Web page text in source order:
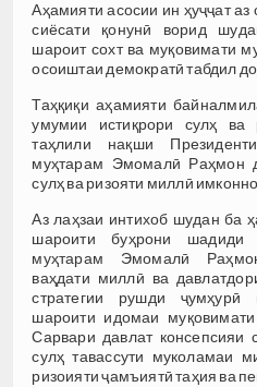
Аҳамияти асосии ин ҳуҷҷат аз
сиёсати қонунӣ ворид
шароит сохт ва муқовимати
осоиштаи демократӣ табдил
Таҳқиқи аҳамияти
умумии истиқрори сулҳ ва
таҳлили нақши
муҳтарам Эмомалӣ Раҳмон
сулҳ ва ризояти миллӣ
Аз лаҳзаи интихоб шудан ба
шароити буҳрони
муҳтарам Эмомалӣ
ваҳдати миллӣ ва
стратегии рушди
шароити идомаи
Сарвари давлат консепсияи
сулҳ тавассути муколамаи
ризоияти ҷамъиятӣ таҳия ва